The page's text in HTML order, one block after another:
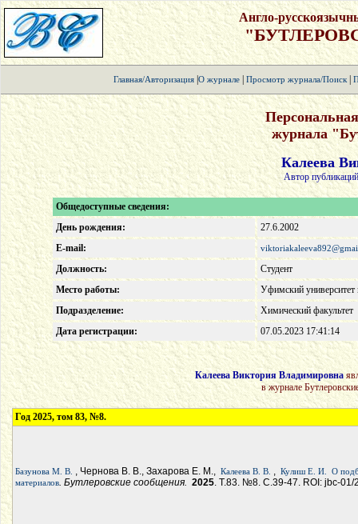
Англо-
Главная/Авторизация| О журнале| Просмотр журнала/Поиск|
журнала
Калеева
Автор
Общедоступные сведения:
День рождения:
27.6.2002
E-mail:
Должность:
Студент
Место работы:
Уфимский университет
Подразделение:
Химический факультет
Дата регистрации:
07.05.2023 17:41:14
Калеева Виктория Владимировна
в журнале
Год 2025, том 83, №8.
Базунова М. В. , Чернова В. В., Захарова Е. М., Калеева В. В. , Кулиш Е. И.
О
материалов. Бутлеровские сообщения. 2025. Т.83. №8. С.39-47. ROI: jbc-01/